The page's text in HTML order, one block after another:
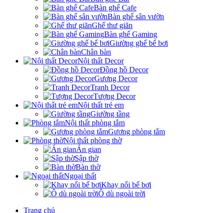
Bàn ghế Cafe
Bàn ghế sân vườn
Ghế thư giãn
Bàn ghế Gaming
Giường ghế bể bơi
Chân bàn
Nội thất Decor
Đồng hồ Decor
Gương Decor
Tranh Decor
Tượng Decor
Nội thất trẻ em
Giường tầng
Nội thất phòng tắm
Gương phòng tắm
Nội thất phòng thờ
Án gian
Sập thờ
Bàn thờ
Ngoại thất
Khay nổi bể bơi
Ô dù ngoài trời
Trang chủ